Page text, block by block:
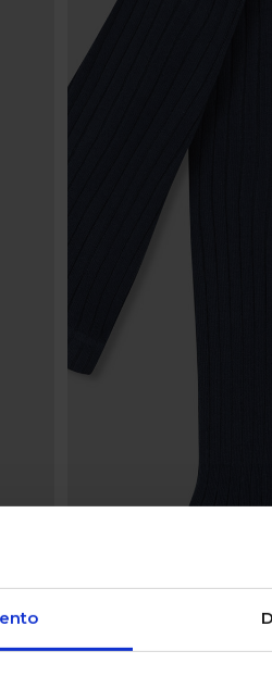
Leotardos de canalé de color